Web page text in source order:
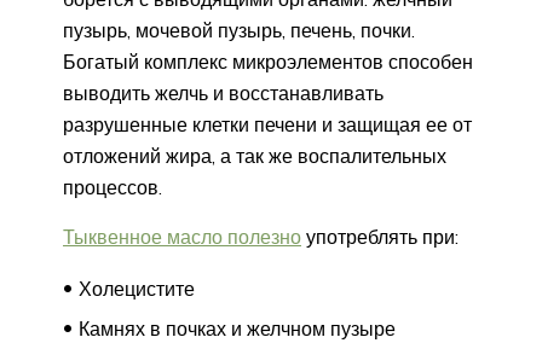
пузырь, мочевой пузырь, печень, почки.
Богатый комплекс микроэлементов способен
выводить желчь и восстанавливать
разрушенные клетки печени и защищая ее от
отложений жира, а так же воспалительных
процессов.
Тыквенное масло полезно употреблять при:
Холецистите
Камнях в почках и желчном пузыре